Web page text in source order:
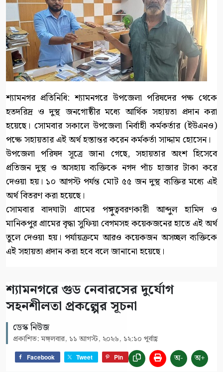
শ্যামনগর প্রতিনিধি: শ্যামনগরে উপজেলা পরিষদের পক্ষ থেকে
হতদরিদ্র ও দুস্থ জনগোষ্ঠীর মধ্যে আর্থিক সহায়তা প্রদান করা
হয়েছে। সোমবার সকালে উপজেলা নির্বাহী কর্মকর্তার (ইউএনও)
পক্ষে সহায়তার এই অর্থ হস্তান্তর করেন কর্মকর্তা সাদ্দাম হোসেন।
উপজেলা পরিষদ সূত্রে জানা গেছে, সহায়তার অংশ হিসেবে
প্রতিজন দুস্থ ও অসহায় ব্যক্তিকে নগদ পাঁচ হাজার টাকা করে
দেওয়া হয়। ১০ আগস্ট পর্যন্ত মোট ৫৫ জন দুস্থ ব্যক্তির মধ্যে এই
অর্থ বিতরণ করা হয়েছে।
সোমবার বাদঘাটা গ্রামের পঙ্গুত্ববরণকারী আব্দুল হামিদ ও
মানিকপুর গ্রামের বৃদ্ধা সুফিয়া বেগমসহ কয়েকজনের হাতে এই অর্থ
তুলে দেওয়া হয়। পর্যায়ক্রমে আরও কয়েকজন অসচ্ছল ব্যক্তিকে
এই সহায়তা প্রদান করা হবে বলে জানানো হয়েছে।
শ্যামনগরে গুড নেবারসের দুর্যোগ
সহনশীলতা প্রকল্পের সূচনা
ডেস্ক নিউজ
প্রকাশিত: মঙ্গলবার, ১১ আগস্ট, ২০২৬, ১২:১০ পূর্বাহ্ণ
Facebook Tweet Pin অ- অ+